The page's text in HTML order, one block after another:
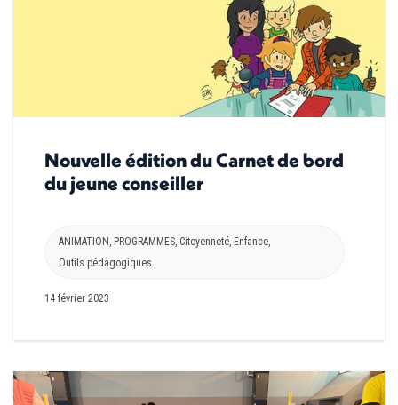
Nouvelle édition du Carnet de bord
du jeune conseiller
ANIMATION , PROGRAMMES, Citoyenneté, Enfance,
Outils pédagogiques
14 février 2023